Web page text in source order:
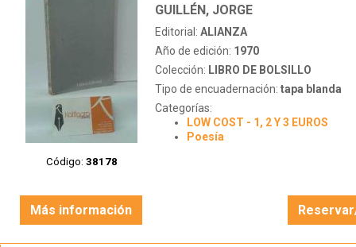
Código: 38178
GUILLÉN, JORGE
Editorial: ALIANZA
Año de edición: 1970
Colección: LIBRO DE BOLSILLO
Tipo de encuadernación: tapa blanda
Categorías:
LOW COST - 1, 2 Y 3 EUROS
Poesía
Más información